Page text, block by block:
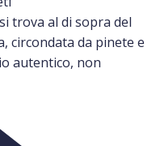
trova al di sopra del
circondata da pinete e
autentico, non